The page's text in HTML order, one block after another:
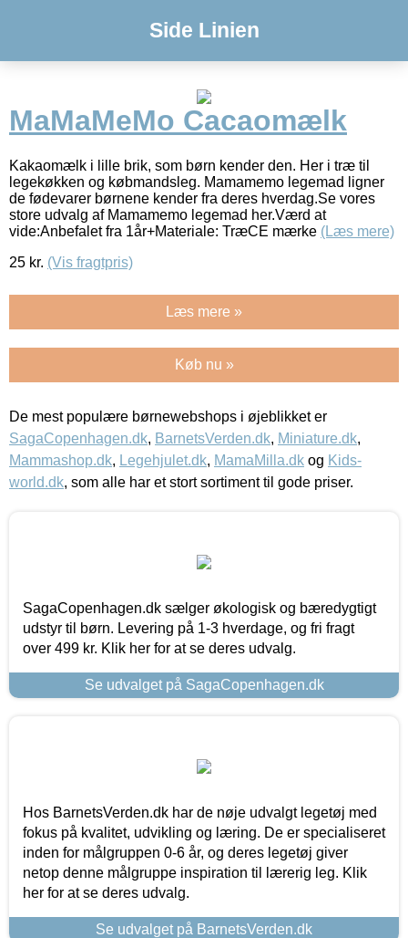
Side Linien
MaMaMeMo Cacaomælk
Kakaomælk i lille brik, som børn kender den. Her i træ til
legekøkken og købmandsleg. Mamamemo legemad ligner
de fødevarer børnene kender fra deres hverdag.Se vores
store udvalg af Mamamemo legemad her.Værd at
vide:Anbefalet fra 1år+Materiale: TræCE mærke (Læs mere)
25 kr. (Vis fragtpris)
Læs mere »
Køb nu »
De mest populære børnewebshops i øjeblikket er
SagaCopenhagen.dk, BarnetsVerden.dk, Miniature.dk,
Mammashop.dk, Legehjulet.dk, MamaMilla.dk og Kids-
world.dk, som alle har et stort sortiment til gode priser.
SagaCopenhagen.dk sælger økologisk og bæredygtigt
udstyr til børn. Levering på 1-3 hverdage, og fri fragt
over 499 kr. Klik her for at se deres udvalg.
Se udvalget på SagaCopenhagen.dk
Hos BarnetsVerden.dk har de nøje udvalgt legetøj med
fokus på kvalitet, udvikling og læring. De er specialiseret
inden for målgruppen 0-6 år, og deres legetøj giver
netop denne målgruppe inspiration til lærerig leg. Klik
her for at se deres udvalg.
Se udvalget på BarnetsVerden.dk